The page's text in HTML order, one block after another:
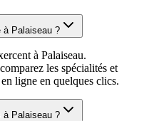
à Palaiseau ?
à Palaiseau.
les spécialités et
ligne en quelques clics.
à Palaiseau ?